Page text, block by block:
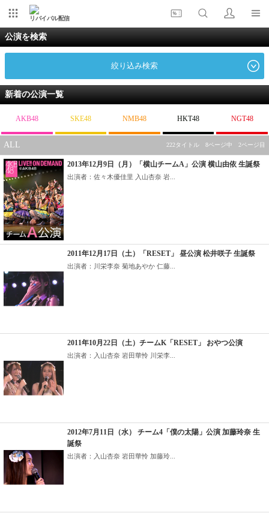
リバイバル配信
公演を検索
絞り込み検索
新着の公演一覧
AKB48 SKE48 NMB48 HKT48 NGT48
ALL 222タイトル 8ページ中 2ページ目
2013年12月9日（月）「横山チームA」公演 横山由依 生誕祭
出演者：佐々木優佳里 入山杏奈 岩...
2011年12月17日（土）「RESET」 昼公演 松井咲子 生誕祭
出演者：川栄李奈 菊地あやか 仁藤...
2011年10月22日（土）チームK「RESET」 おやつ公演
出演者：入山杏奈 岩田華怜 川栄李...
2012年7月11日（水） チーム4「僕の太陽」公演 加藤玲奈 生
誕祭
出演者：入山杏奈 岩田華怜 加藤玲...